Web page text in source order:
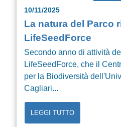
10/11/2025
La natura del Parco
LifeSeedForce
Secondo anno di attività
LifeSeedForce, che il
per la Biodiversità
Cagliari...
LEGGI TUTTO